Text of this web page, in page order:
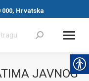
Hrvatska
JAVNOG